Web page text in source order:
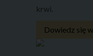
krwi.
Dowiedz się